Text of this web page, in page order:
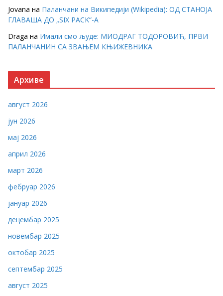
Jovana на Паланчани на Википедији (Wikipedia): ОД СТАНОЈА
ГЛАВАША ДО „SIX PACK“-А
Draga на Имали смо људе: МИОДРАГ ТОДОРОВИЋ, ПРВИ
ПАЛАНЧАНИН СА ЗВАЊЕМ КЊИЖЕВНИКА
Архиве
август 2026
јун 2026
мај 2026
април 2026
март 2026
фебруар 2026
јануар 2026
децембар 2025
новембар 2025
октобар 2025
септембар 2025
август 2025